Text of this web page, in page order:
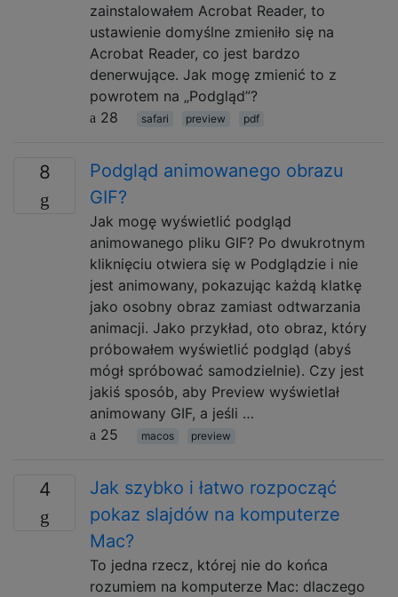
zainstalowałem Acrobat Reader, to
ustawienie domyślne zmieniło się na
Acrobat Reader, co jest bardzo
denerwujące. Jak mogę zmienić to z
powrotem na „Podgląd”?
28
safari preview pdf
8
Podgląd animowanego obrazu
GIF?
Jak mogę wyświetlić podgląd
animowanego pliku GIF? Po dwukrotnym
kliknięciu otwiera się w Podglądzie i nie
jest animowany, pokazując każdą klatkę
jako osobny obraz zamiast odtwarzania
animacji. Jako przykład, oto obraz, który
próbowałem wyświetlić podgląd (abyś
mógł spróbować samodzielnie). Czy jest
jakiś sposób, aby Preview wyświetlał
animowany GIF, a jeśli …
25
macos preview
4
Jak szybko i łatwo rozpocząć
pokaz slajdów na komputerze
Mac?
To jedna rzecz, której nie do końca
rozumiem na komputerze Mac: dlaczego